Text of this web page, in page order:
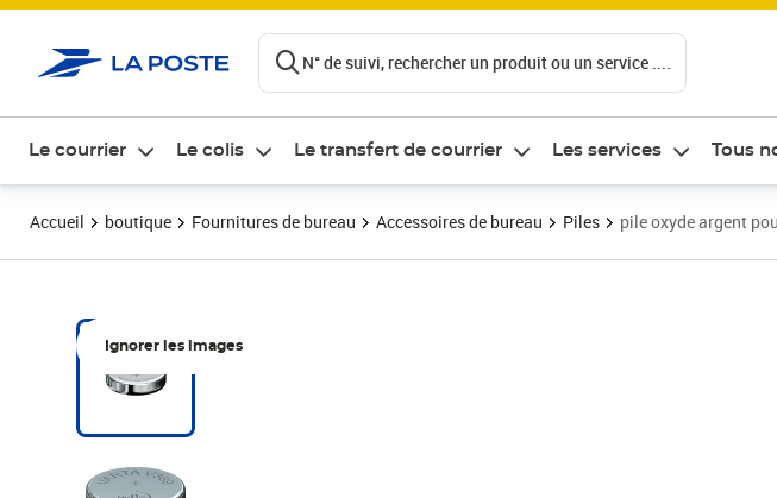
N° de suivi, rechercher un produit ou un service ....
Le courrier Le colis Le transfert de courrier Les services Tous
Accueil boutique Fournitures de bureau Accessoires de bureau Piles pile oxyde argent
Ignorer les images